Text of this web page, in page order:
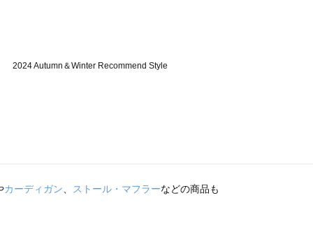
カーディガン ストール・マフラーなどの商品も